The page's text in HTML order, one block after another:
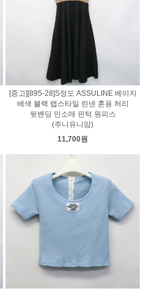
[중고][895-28]S정도 ASSULINE 베이지
배색 블랙 랩스타일 린넨 혼용 허리
뒷밴딩 민소매 핀턱 원피스
(주니유니맘)
11,700원